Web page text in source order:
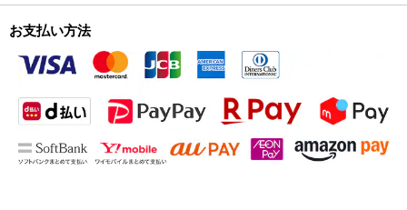
お支払い方法